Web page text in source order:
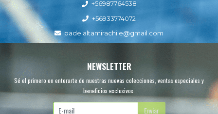
+56987764538
+56933774072
padelaltamirachile@gmail.com
NEWSLETTER
Sé el primero en enterarte de nuestras nuevas colecciones, ventas especiales y
beneficios exclusivos.
Enviar